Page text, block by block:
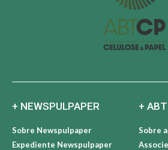
+ NEWSPULPAPER
Sobre Newspulpaper
Expediente Newspulpaper
+
Sobre